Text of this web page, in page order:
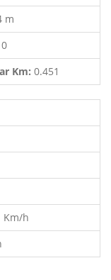
m
Km: 0.451
Km/h